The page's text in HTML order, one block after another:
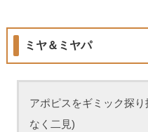
ミヤ＆ミヤパ
アポピスをギミック探
なく二見)